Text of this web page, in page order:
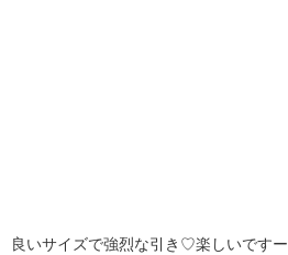
良いサイズで強烈な引き♡楽しいですー